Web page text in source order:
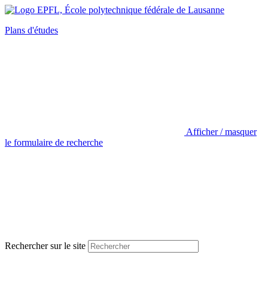
Plans d'études
Afficher / masquer
le formulaire de recherche
Rechercher sur le site